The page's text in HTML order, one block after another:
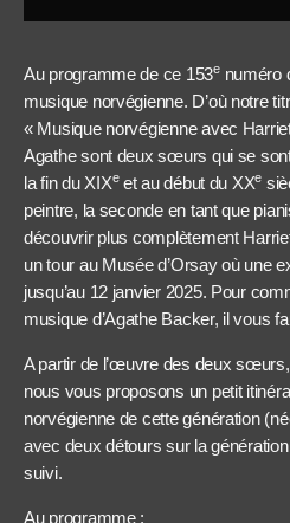
Au programme de ce 153enuméro
musique norvégienne. D’où notre
« Musique norvégienne avec
Agathe sont deux sœurs qui se
la fin du XIXeet au début du XXe
peintre, la seconde en tant que
découvrir plus complètement
un tour au Musée d’Orsay où une
jusqu’au 12 janvier 2025. Pour
musique d’Agathe Backer, il vous
A partir de l’œuvre des deux
nous vous proposons un petit
norvégienne de cette génération
avec deux détours sur la
suivi.
Au programme :